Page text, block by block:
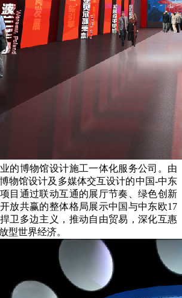
的博物馆设计施工一体化服务公司。由
物馆设计及多媒体交互设计的中国-中东
目通过联动互通的展厅节奏、绿色创新
放共赢的整体格局展示中国与中东欧17
卫多边主义，推动自由贸易，深化互惠
型世界经济。